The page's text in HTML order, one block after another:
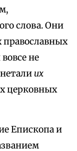
слова. Они
православных
не
их
церковных
Епископа и